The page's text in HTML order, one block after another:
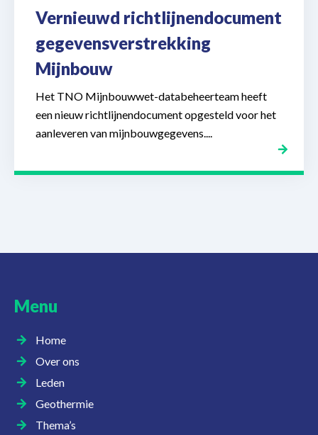
Vernieuwd richtlijnendocument
gegevensverstrekking
Mijnbouw
Het TNO Mijnbouwwet-databeheerteam heeft
een nieuw richtlijnendocument opgesteld voor het
aanleveren van mijnbouwgegevens....
Menu
Home
Over ons
Leden
Geothermie
Thema’s